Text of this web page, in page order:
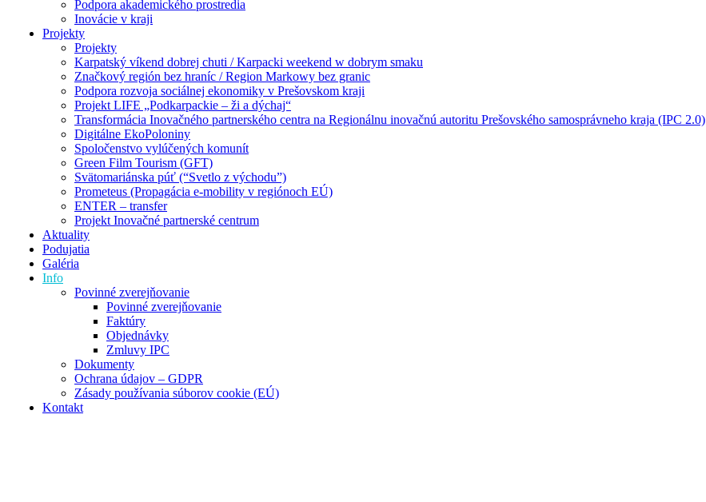
Podpora akademického prostredia
Inovácie v kraji
Projekty
Projekty
Karpatský víkend dobrej chuti / Karpacki weekend w dobrym smaku
Značkový región bez hraníc / Region Markowy bez granic
Podpora rozvoja sociálnej ekonomiky v Prešovskom kraji
Projekt LIFE „Podkarpackie – ži a dýchaj“
Transformácia Inovačného partnerského centra na Regionálnu inovačnú autoritu Prešovského samosprávneho kraja (IPC 2.0)
Digitálne EkoPoloniny
Spoločenstvo vylúčených komunít
Green Film Tourism (GFT)
Svätomariánska púť (“Svetlo z východu”)
Prometeus (Propagácia e-mobility v regiónoch EÚ)
ENTER – transfer
Projekt Inovačné partnerské centrum
Aktuality
Podujatia
Galéria
Info
Povinné zverejňovanie
Povinné zverejňovanie
Faktúry
Objednávky
Zmluvy IPC
Dokumenty
Ochrana údajov – GDPR
Zásady používania súborov cookie (EÚ)
Kontakt